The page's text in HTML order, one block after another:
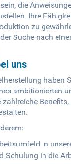
die
Ihre
zu
Suche nach
uns
haben
ambitionierten
in
Schulung in die